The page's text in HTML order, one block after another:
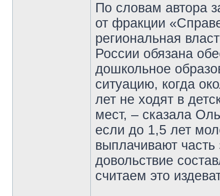
По словам автора
от фракции
региональная
России обязана
дошкольное
ситуацию, когда
лет не ходят в
мест, – сказала
если до 1,5 лет
выплачивают
довольствие
считаем это